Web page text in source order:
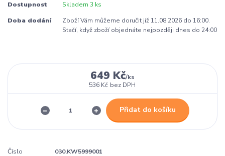
Dostupnost Skladem 3 ks
Doba dodání
Zboží Vám můžeme doručit již 11.08.2026 do 16:00.
Stačí, když zboží objednáte nejpozději dnes do 24:00
649 Kč/ks
536 Kč bez DPH
Přidat do košíku
Číslo
030.KW5999001